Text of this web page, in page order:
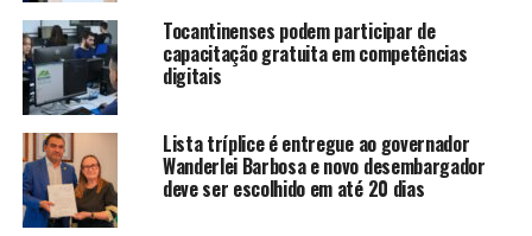
Tocantinenses podem participar de
capacitação gratuita em competências
digitais
Lista tríplice é entregue ao governador
Wanderlei Barbosa e novo desembargador
deve ser escolhido em até 20 dias